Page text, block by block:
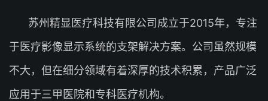
苏州精显医疗科技有限公司成立于2015年，专注
于医疗影像显示系统的支架解决方案。公司虽然规模
不大，但在细分领域有着深厚的技术积累，产品广泛
应用于三甲医院和专科医疗机构。